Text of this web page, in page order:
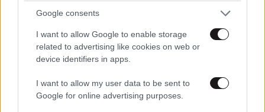
Google consents
I want to allow Google to enable storage
related to advertising like cookies on web or
device identifiers in apps.
I want to allow my user data to be sent to
Google for online advertising purposes.
Αφροέλληνες θα είναι συνηθισμένη εικόνα»